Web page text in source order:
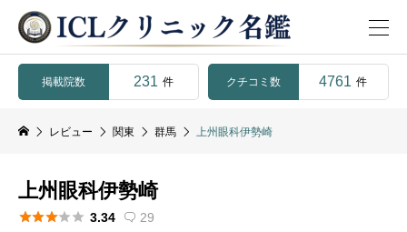
掲載院数 231 件 クチコミ数 4761 件
レビュー 関東 群馬 上州眼科伊勢崎
上州眼科伊勢崎
 3.34  29